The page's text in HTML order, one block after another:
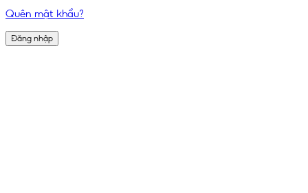
Quên mật khẩu?
Đăng nhập